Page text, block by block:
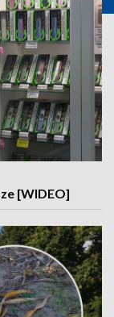
[WIDEO]